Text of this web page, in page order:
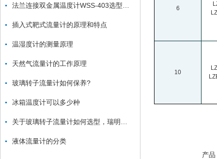
插入式靶式流量计的原理和特点
温湿度计的测量原理
天然气流量计的工作原理
玻璃转子流量计如何保养?
冰箱温度计可以多少种
液体流量计的分类
6
10
产品